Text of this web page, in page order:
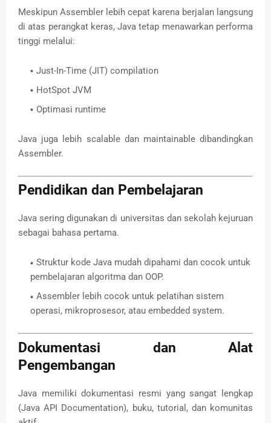
Meskipun Assembler lebih cepat karena berjalan langsung
di atas perangkat keras, Java tetap menawarkan performa
tinggi melalui:
Just-In-Time (JIT) compilation
HotSpot JVM
Optimasi runtime
Java juga lebih scalable dan maintainable dibandingkan
Assembler.
Pendidikan dan Pembelajaran
Java sering digunakan di universitas dan sekolah kejuruan
sebagai bahasa pertama.
Struktur kode Java mudah dipahami dan cocok untuk
pembelajaran algoritma dan OOP.
Assembler lebih cocok untuk pelatihan sistem
operasi, mikroprosesor, atau embedded system.
Dokumentasi dan Alat
Pengembangan
Java memiliki dokumentasi resmi yang sangat lengkap
(Java API Documentation), buku, tutorial, dan komunitas